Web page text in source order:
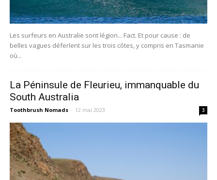
Les surfeurs en Australie sont légion... Fact. Et pour cause : de
belles vagues déferlent sur les trois côtes, y compris en Tasmanie
où...
La Péninsule de Fleurieu, immanquable du
South Australia
Toothbrush Nomads - 12 mai 2023 3